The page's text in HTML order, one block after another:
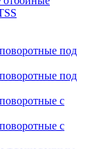
под
под
с
с